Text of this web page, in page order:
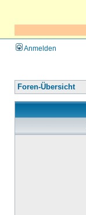
Anmelden
Foren-Übersicht